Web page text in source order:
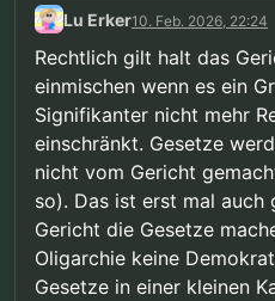
und
Ein
Lu Erker10. Feb. 2026, 22:24
Rechtlich gilt halt das
einmischen wenn es ein
Signifikanter nicht mehr
einschränkt. Gesetze
nicht vom Gericht
so). Das ist erst mal auch
Gericht die Gesetze
Oligarchie keine
Gesetze in einer kleinen